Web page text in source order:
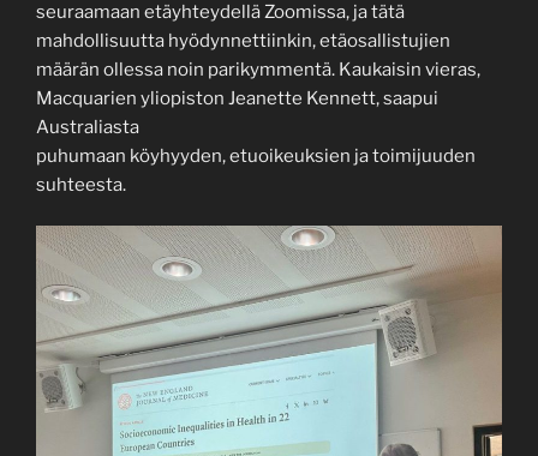
seuraamaan etäyhteydellä Zoomissa, ja tätä
mahdollisuutta hyödynnettiinkin, etäosallistujien
määrän ollessa noin parikymmentä. Kaukaisin vieras,
Macquarien yliopiston Jeanette Kennett, saapui
Australiasta
puhumaan köyhyyden, etuoikeuksien ja toimijuuden
suhteesta.